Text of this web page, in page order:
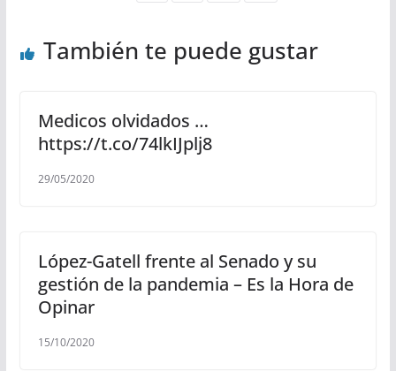
También te puede gustar
Medicos olvidados …
https://t.co/74lkIJplj8
29/05/2020
López-Gatell frente al Senado y su
gestión de la pandemia – Es la Hora de
Opinar
15/10/2020